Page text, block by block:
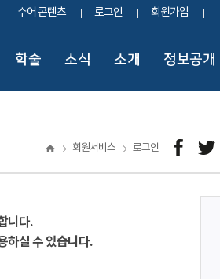
수어 콘텐츠 로그인 회원가입
학술 소식 소개 정보공개
회원서비스 로그인
니다.
하실 수 있습니다.